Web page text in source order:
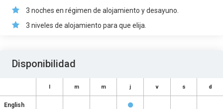
3 noches en régimen de alojamiento y desayuno.
3 niveles de alojamiento para que elija.
Disponibilidad
l m m j v s d
English